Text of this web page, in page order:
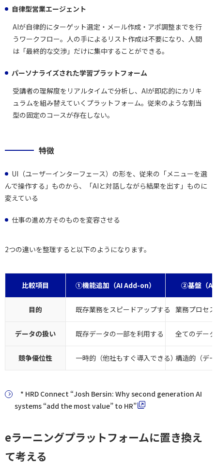
自律型営業エージェント
AIが自律的にターゲット選定・メール作成・アポ調整までを行
うワークフロー。人の手によるリスト作成は不要になり、人間
は「最終的な交渉」だけに集中することができる。
パーソナライズされた学習プラットフォーム
受講者の理解度をリアルタイムで分析し、AIが即応的にカリキ
ュラムを組み替えていくプラットフォーム。従来のような割当
型の固定のコースが存在しない。
特徴
UI（ユーザーインターフェース）の形を、従来の「メニューを選
んで操作する」ものから、「AIと対話しながら結果を出す」ものに
変えている
仕事の進め方そのものを変容させる
2つの違いを整理すると以下のようになります。
比較項目 ①機能追加（AI Add-on） ②基盤（
目的 既存業務をスピードアップする 業務プロセ
データの扱い 既存データの一部を利用する 全てのデー
競争優位性 一時的（他社もすぐ導入できる）構造的（デ
* HRD Connect “Josh Bersin: Why second generation AI
systems “add the most value” to HR”
eラーニングプラットフォームに置き換え
て考える